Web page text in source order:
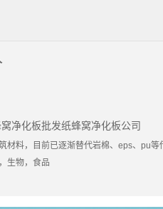
净化板批发纸蜂窝净化板公司
材料，目前已逐渐替代岩棉、eps、pu
生物，食品